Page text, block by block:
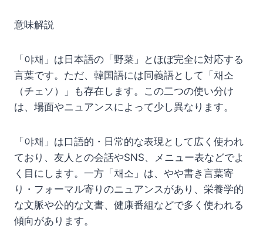
意味解説
「야채」は日本語の「野菜」とほぼ完全に対応する
言葉です。ただ、韓国語には同義語として「채소
（チェソ）」も存在します。この二つの使い分け
は、場面やニュアンスによって少し異なります。
「야채」は口語的・日常的な表現として広く使われ
ており、友人との会話やSNS、メニュー表などでよ
く目にします。一方「채소」は、やや書き言葉寄
り・フォーマル寄りのニュアンスがあり、栄養学的
な文脈や公的な文書、健康番組などで多く使われる
傾向があります。